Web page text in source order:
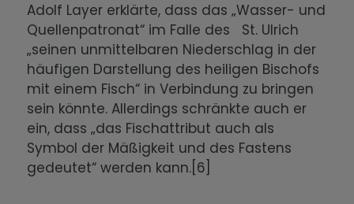
Adolf Layer erklärte, dass das „Wasser- und
Quellenpatronat“ im Falle des St. Ulrich
„seinen unmittelbaren Niederschlag in der
häufigen Darstellung des heiligen Bischofs
mit einem Fisch“ in Verbindung zu bringen
sein könnte. Allerdings schränkte auch er
ein, dass „das Fischattribut auch als
Symbol der Mäßigkeit und des Fastens
gedeutet“ werden kann.[6]